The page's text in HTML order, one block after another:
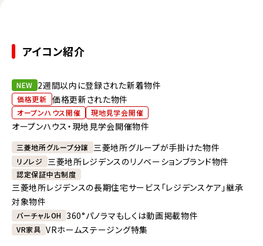
アイコン紹介
NEW 2週間以内に登録された新着物件
価格更新 価格更新された物件
オープンハウス開催 現地見学会開催
オープンハウス・現地見学会開催物件
三菱地所グループ分譲 三菱地所グループが手掛けた物件
リノレジ 三菱地所レジデンスのリノベーションブランド物件
認定保証中古制度
三菱地所レジデンスの長期住宅サービス「レジデンスケア」継承
対象物件
バーチャルOH 360°パノラマもしくは動画掲載物件
VR家具 VRホームステージング特集